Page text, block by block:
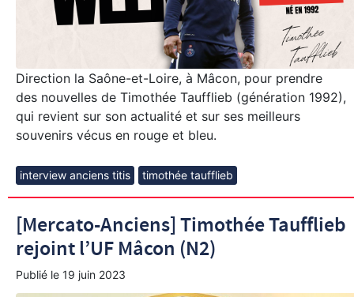
Direction la Saône-et-Loire, à Mâcon, pour prendre
des nouvelles de Timothée Taufflieb (génération 1992),
qui revient sur son actualité et sur ses meilleurs
souvenirs vécus en rouge et bleu.
interview anciens titis timothée taufflieb
[Mercato-Anciens] Timothée Taufflieb
rejoint l’UF Mâcon (N2)
Publié le 19 juin 2023